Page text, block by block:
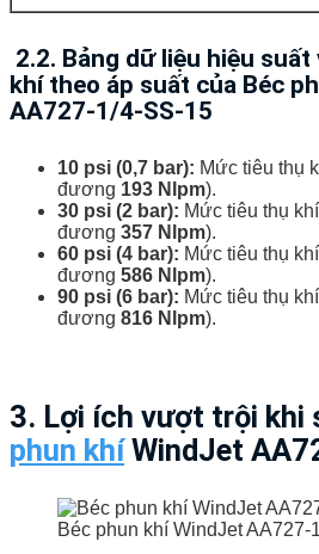
2.2. Bảng dữ liệu hiệu
khí theo áp suất của Béc
AA727-1/4-SS-15
10 psi (0,7 bar): Mức tiêu thụ
đương 193 Nlpm).
30 psi (2 bar): Mức tiêu thụ
đương 357 Nlpm).
60 psi (4 bar): Mức tiêu thụ
đương 586 Nlpm).
90 psi (6 bar): Mức tiêu thụ
đương 816 Nlpm).
3. Lợi ích vượt trội khi
phun khíWindJet
Béc phun khí WindJet AA727-